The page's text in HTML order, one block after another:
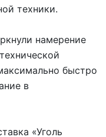
техники.
намерение
быстро
в
«Уголь